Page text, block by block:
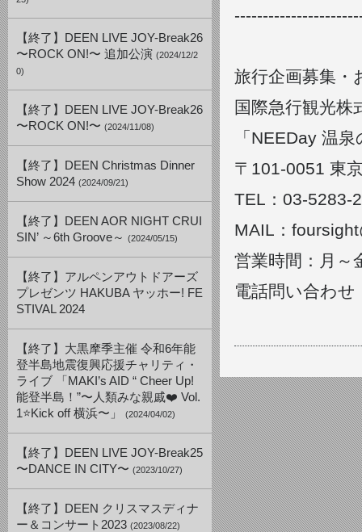
【終了】DEEN LIVE JOY-Break26
〜ROCK ON!〜 追加公演 (2024/12/2
0)
【終了】DEEN LIVE JOY-Break26
〜ROCK ON!〜 (2024/11/08)
【終了】DEEN Christmas Dinner
Show 2024 (2024/09/21)
【終了】DEEN AOR NIGHT CRUI
SIN’ ～6th Groove～ (2024/05/15)
【終了】アルペンアウトドアーズ
プレゼンツ HAKUBA ヤッホー! FE
STIVAL 2024
【終了】大黒摩季主催 令和6年能
登半島地震復興応援チャリティ・
ライブ 「MAKI’s AID “ Cheer Up!
能登半島！”〜人類みな親戚❤️ Vol.
1⭐️Kick off 横浜〜」
(2024/04/02)
【終了】DEEN LIVE JOY-Break25
〜DANCE IN CITY〜 (2023/10/27)
【終了】DEEN クリスマスディナ
ー＆コンサート2023 (2023/08/22)
旅行企画募集・
国際急行観光
「NEEDay 温
〒101-0051 東
TEL：03-5283-
MAIL：
営業時間：月～
電話問い合わせ